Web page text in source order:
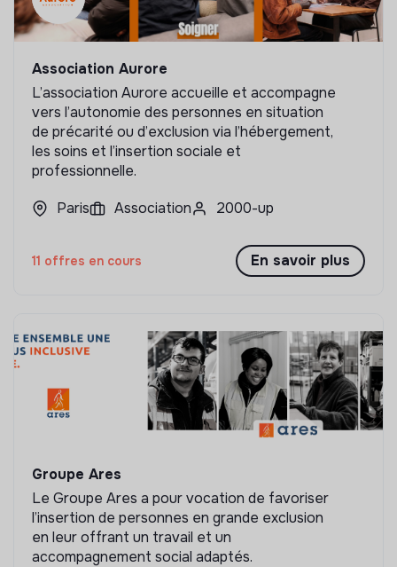
Association Aurore
L’association Aurore accueille et accompagne
vers l’autonomie des personnes en situation
de précarité ou d’exclusion via l’hébergement,
les soins et l’insertion sociale et
professionnelle.
Paris
Association 2000-up
11 offres en cours En savoir plus
Groupe Ares
Le Groupe Ares a pour vocation de favoriser
l’insertion de personnes en grande exclusion
en leur offrant un travail et un
accompagnement social adaptés.